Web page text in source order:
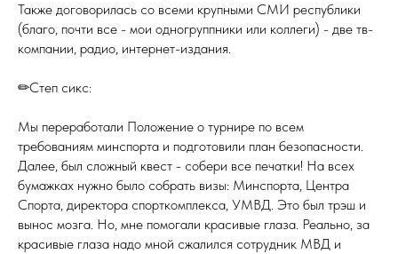
Также договорилась со всеми крупными СМИ республики
(благо, почти все - мои одногруппники или коллеги) - две тв-
компании, радио, интернет-издания.
✏Степ сикс:
Мы переработали Положение о турнире по всем
требованиям минспорта и подготовили план безопасности.
Далее, был сложный квест - собери все печатки! На всех
бумажках нужно было собрать визы: Минспорта, Центра
Спорта, директора спорткомплекса, УМВД. Это был трэш и
вынос мозга. Но, мне помогали красивые глаза. Реально, за
красивые глаза надо мной сжалился сотрудник МВД и